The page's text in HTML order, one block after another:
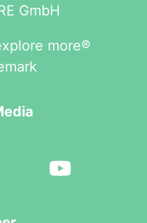
GmbH
more®